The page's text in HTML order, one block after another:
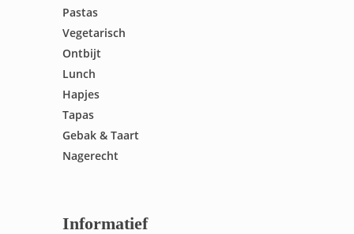
Pastas
Vegetarisch
Ontbijt
Lunch
Hapjes
Tapas
Gebak & Taart
Nagerecht
Informatief